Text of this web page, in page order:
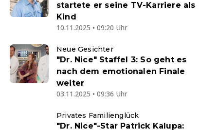
startete er seine TV-Karriere als
Kind
10.11.2025 • 09:20 Uhr
Neue Gesichter
"Dr. Nice" Staffel 3: So geht es
nach dem emotionalen Finale
weiter
03.11.2025 • 09:36 Uhr
Privates Familienglück
"Dr. Nice"-Star Patrick Kalupa: